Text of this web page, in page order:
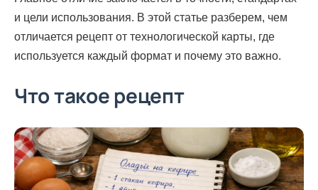
и цели использования. В этой статье разберем, чем
отличается рецепт от технологической карты, где
используется каждый формат и почему это важно.
Что такое рецепт